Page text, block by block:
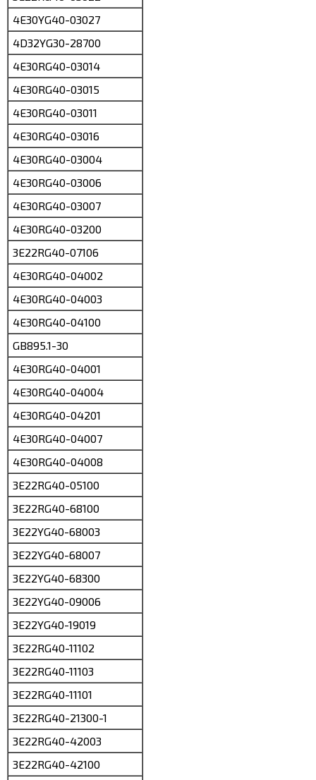
4E30YG40-03027
4D32YG30-28700
4E30RG40-03014
4E30RG40-03015
4E30RG40-03011
4E30RG40-03016
4E30RG40-03004
4E30RG40-03006
4E30RG40-03007
4E30RG40-03200
3E22RG40-07106
4E30RG40-04002
4E30RG40-04003
4E30RG40-04100
GB895.1-30
4E30RG40-04001
4E30RG40-04004
4E30RG40-04201
4E30RG40-04007
4E30RG40-04008
3E22RG40-05100
3E22RG40-68100
3E22YG40-68003
3E22YG40-68007
3E22YG40-68300
3E22YG40-09006
3E22YG40-19019
3E22RG40-11102
3E22RG40-11103
3E22RG40-11101
3E22RG40-21300-1
3E22RG40-42003
3E22RG40-42100